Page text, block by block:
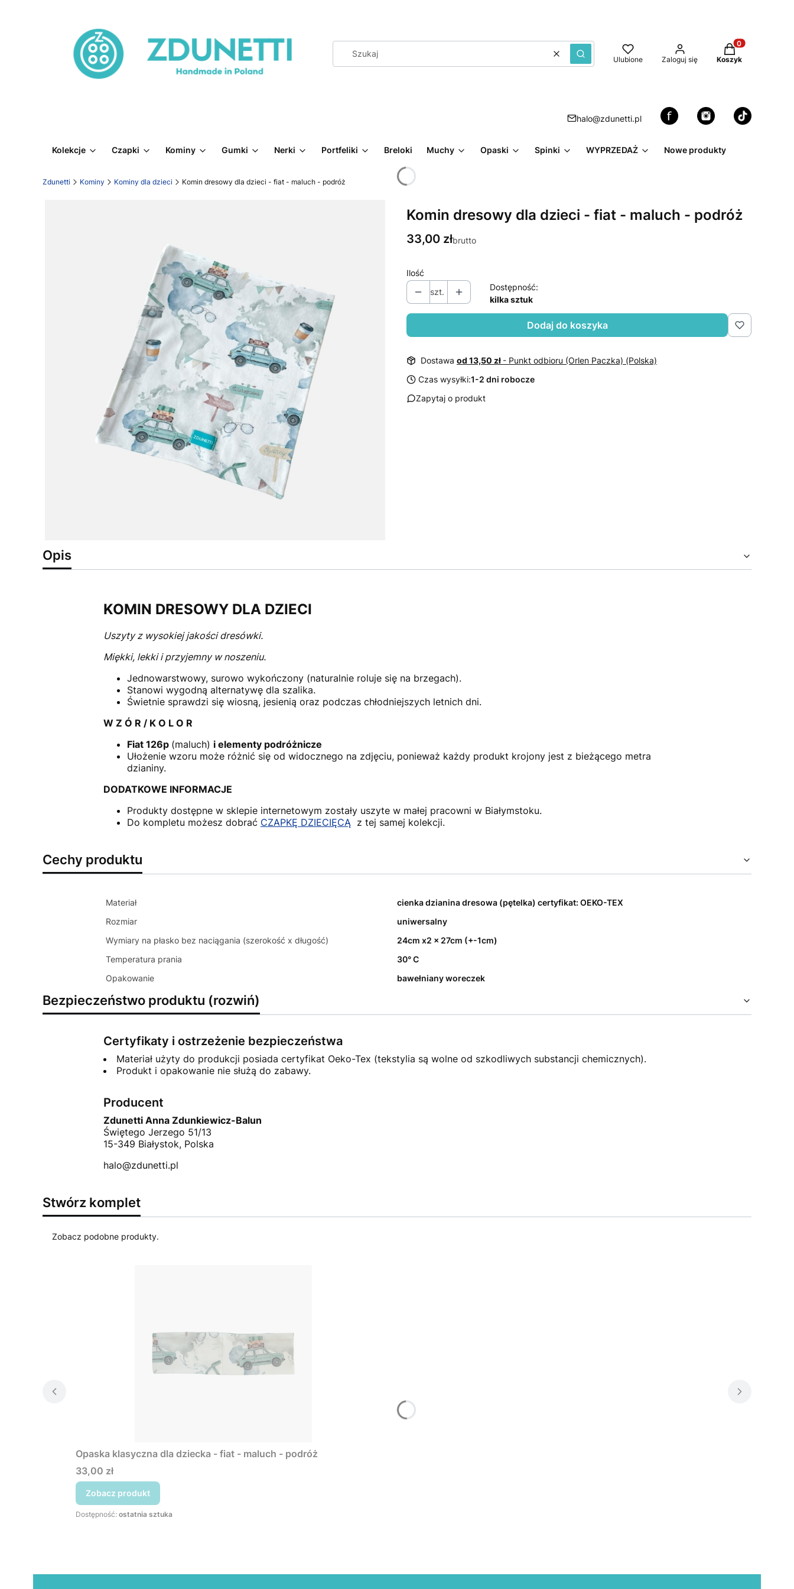
WyczyśćSzukaj Ulubione Zaloguj się
Produkty w
Koszyk
halo@zdunetti.pl
Kolekcje Czapki Kominy Gumki Nerki Portfeliki Breloki Muchy Opaski Spinki WYPRZEDAŻ Nowe produkty
Zdunetti Kominy Kominy dla dzieci Komin dresowy dla dzieci - fiat - maluch - podróż
Komin dresowy dla dzieci - fiat - maluch - podróż
Cena
33,00 złbrutto
Ilość
szt.
Dostępność:
kilka sztuk
Dodaj do koszyka
Dostawa od 13,50 zł - Punkt odbioru (Orlen Paczka) (Polska)
Czas wysyłki:1-2 dni robocze
Zapytaj o produkt
Opis
KOMIN DRESOWY DLA DZIECI
Uszyty z wysokiej jakości dresówki.
Miękki, lekki i przyjemny w noszeniu.
Jednowarstwowy, surowo wykończony (naturalnie roluje się na brzegach).
Stanowi wygodną alternatywę dla szalika.
Świetnie sprawdzi się wiosną, jesienią oraz podczas chłodniejszych letnich dni.
W Z Ó R / K O L O R
Fiat 126p (maluch) i elementy podróżnicze
Ułożenie wzoru może różnić się od widocznego na zdjęciu, ponieważ każdy produkt krojony jest z bieżącego metra
dzianiny.
DODATKOWE INFORMACJE
Produkty dostępne w sklepie internetowym zostały uszyte w małej pracowni w Białymstoku.
Do kompletu możesz dobrać CZAPKĘ DZIECIĘCĄ z tej samej kolekcji.
Cechy produktu
Materiał
cienka dzianina dresowa (pętelka) certyfikat: OEKO-TEX
Rozmiar
uniwersalny
Wymiary na płasko bez naciągania (szerokość x długość)
24cm x2 x 27cm (+-1cm)
Temperatura prania
30° C
Opakowanie
bawełniany woreczek
Bezpieczeństwo produktu (rozwiń)
Certyfikaty i ostrzeżenie bezpieczeństwa
Materiał użyty do produkcji posiada certyfikat Oeko-Tex (tekstylia są wolne od szkodliwych substancji chemicznych).
Produkt i opakowanie nie służą do zabawy.
Producent
Zdunetti Anna Zdunkiewicz-Balun
Świętego Jerzego 51/13
15-349 Białystok, Polska
halo@zdunetti.pl
Stwórz komplet
Zobacz podobne produkty.
Opaska klasyczna dla dziecka - fiat - maluch - podróż
Cena
33,00 zł
Zobacz produkt
Dostępność: ostatnia sztuka